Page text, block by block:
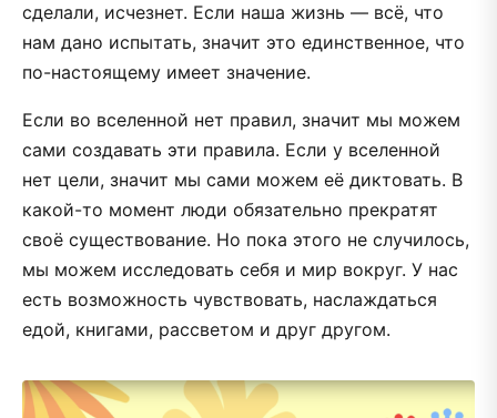
сделали, исчезнет. Если наша жизнь — всё, что
нам дано испытать, значит это единственное, что
по-настоящему имеет значение.
Если во вселенной нет правил, значит мы можем
сами создавать эти правила. Если у вселенной
нет цели, значит мы сами можем её диктовать. В
какой-то момент люди обязательно прекратят
своё существование. Но пока этого не случилось,
мы можем исследовать себя и мир вокруг. У нас
есть возможность чувствовать, наслаждаться
едой, книгами, рассветом и друг другом.